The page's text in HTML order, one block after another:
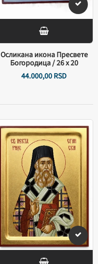
Осликана икона Пресвете
Богородица / 26 х 20
44.000,00RSD